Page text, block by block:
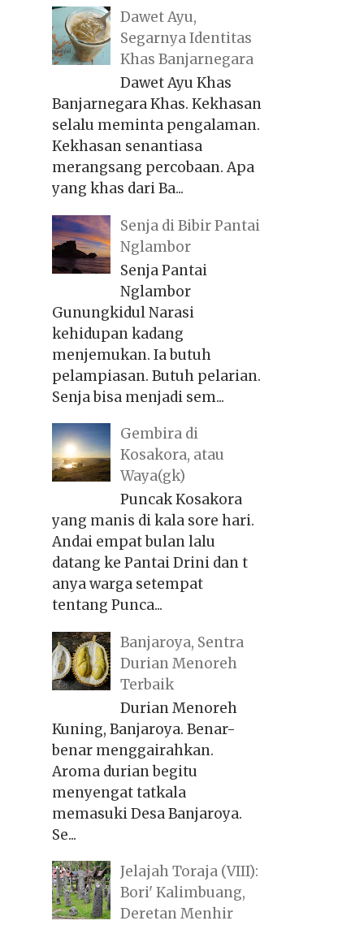
Dawet Ayu,
Segarnya Identitas
Khas Banjarnegara
Dawet Ayu Khas
Banjarnegara Khas. Kekhasan
selalu meminta pengalaman.
Kekhasan senantiasa
merangsang percobaan. Apa
yang khas dari Ba...
Senja di Bibir Pantai
Nglambor
Senja Pantai
Nglambor
Gunungkidul Narasi
kehidupan kadang
menjemukan. Ia butuh
pelampiasan. Butuh pelarian.
Senja bisa menjadi sem...
Gembira di
Kosakora, atau
Waya(gk)
Puncak Kosakora
yang manis di kala sore hari.
Andai empat bulan lalu
datang ke Pantai Drini dan t
anya warga setempat
tentang Punca...
Banjaroya, Sentra
Durian Menoreh
Terbaik
Durian Menoreh
Kuning, Banjaroya. Benar-
benar menggairahkan.
Aroma durian begitu
menyengat tatkala
memasuki Desa Banjaroya.
Se...
Jelajah Toraja (VIII):
Bori' Kalimbuang,
Deretan Menhir